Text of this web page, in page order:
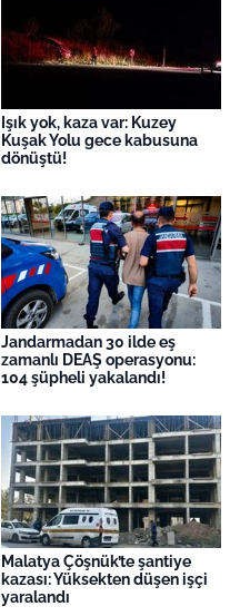
Işık yok, kaza var: Kuzey
Kuşak Yolu gece kabusuna
dönüştü!
Jandarmadan 30 ilde eş
zamanlı DEAŞ operasyonu:
104 şüpheli yakalandı!
Malatya Çöşnük’te şantiye
kazası: Yüksekten düşen işçi
yaralandı